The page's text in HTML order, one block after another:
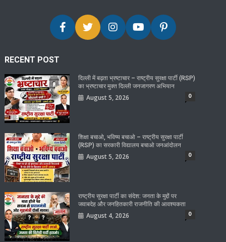
RECENT POST
दिल्ली में बढ़ता भ्रष्टाचार – राष्ट्रीय सुरक्षा पार्टी (RSP)
का भ्रष्टाचार मुक्त दिल्ली जनजागरण अभियान
August 5, 2026 0
शिक्षा बचाओ, भविष्य बचाओ – राष्ट्रीय सुरक्षा पार्टी
(RSP) का सरकारी विद्यालय बचाओ जनआंदोलन
August 5, 2026 0
राष्ट्रीय सुरक्षा पार्टी का संदेश: जनता के मुद्दों पर
जवाबदेह और जनहितकारी राजनीति की आवश्यकता
August 4, 2026 0